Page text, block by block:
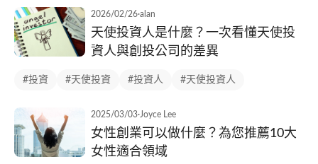
2026/02/26·alan
天使投資人是什麼？一次看懂天使投
資人與創投公司的差異
#投資 #天使投資 #投資人 #天使投資人
2025/03/03·Joyce Lee
女性創業可以做什麼？為您推薦10大
女性適合領域